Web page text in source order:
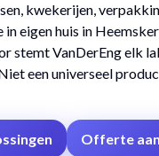
kwekerijen,
eigen huis in
stemt VanDerEng elk
een universeel
Offerte